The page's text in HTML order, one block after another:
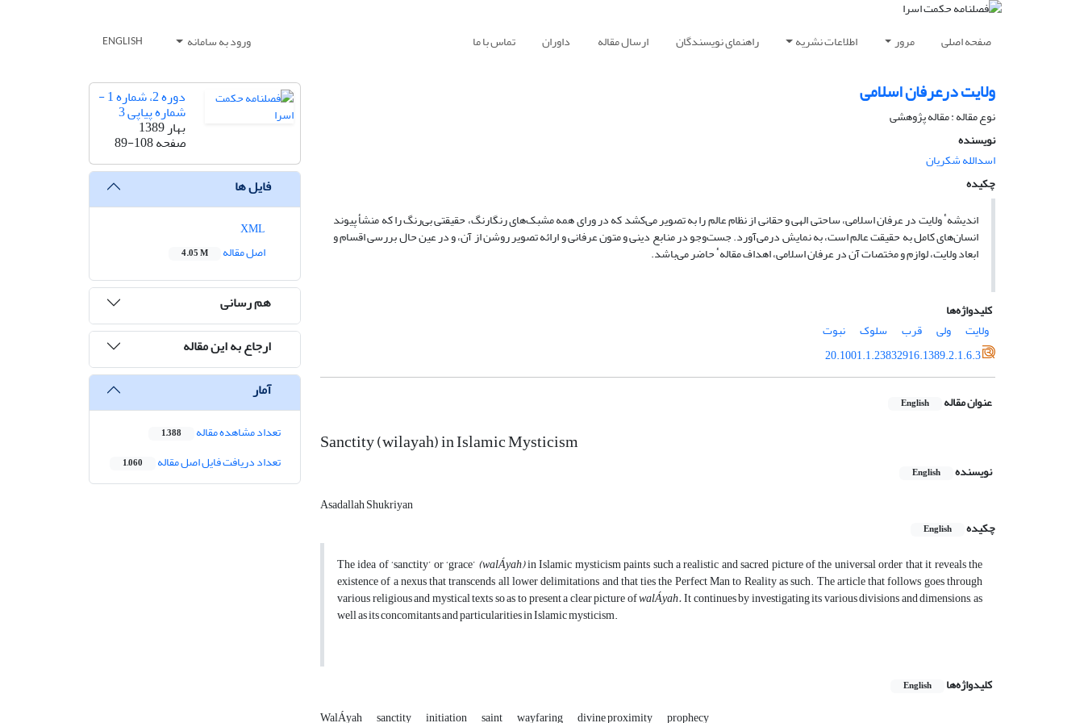
صفحه اصلی مرور اطلاعات نشریه راهنمای نویسندگان ارسال مقاله داوران تماس با ما ورود به سامانه ENGLISH
ولایت درعرفان اسلامی
نوع مقاله : مقاله پژوهشی
نویسنده
اسدالله شکریان
چکیده
اندیشهٴ ولایت در عرفان اسلامی، ساحتی الهی و حقانی از نظام عالم را به تصویر می‌کشد که در ورای همه مشبک‌های رنگارنگ، حقیقتی بی‌رنگ را که منشأ پیوند
انسان‌های کامل به حقیقت عالم است، به نمایش درمی‌آورد. جست‌وجو در منابع دینی و متون عرفانی و ارائه تصویر روشن از آن، و در عین حال بررسی اقسام و
ابعاد ولایت، لوازم و مختصات آن در عرفان اسلامی، اهداف مقالهٴ حاضر می‌باشد.
کلیدواژه‌ها
ولایت
ولی قرب سلوک
نبوت
20.1001.1.23832916.1389.2.1.6.3
عنوان مقاله English
Sanctity (wilayah) in Islamic Mysticism
نویسنده English
Asadallah Shukriyan
چکیده
English
The idea of ‘sanctity’ or ‘grace’(walÁyah)in Islamic mysticism paints such a realistic and sacred picture of the universal order that it reveals the
existence of a nexus that transcends all lower delimitations and that ties the Perfect Man to Reality as such. The article that follows goes through
various religious and mystical texts so as to present a clear picture ofwalÁyah.It continues by investigating its various divisions and dimensions, as
well as its concomitants and particularities in Islamic mysticism.
کلیدواژه‌ها English
WalÁyah sanctity initiation saint wayfaring divine proximity prophecy
دوره 2، شماره 1 -
شماره پیاپی 3
بهار 1389
صفحه89-108
فایل ها
اصل مقاله
4.05 M
هم رسانی
ارجاع به این مقاله
آمار
تعداد مشاهده مقاله 1,388
تعداد دریافت فایل اصل مقاله 1,060